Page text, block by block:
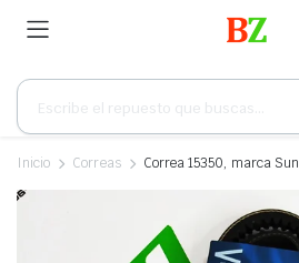
Búsqueda
productos
Inicio Correas Correa 15350, marca Sun